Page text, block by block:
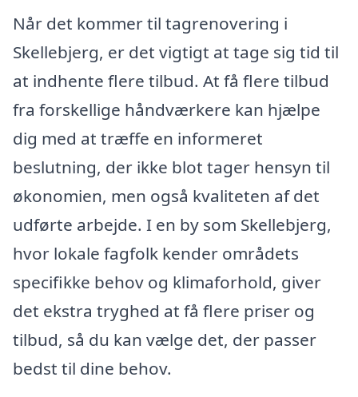
Når det kommer til tagrenovering i
Skellebjerg, er det vigtigt at tage sig tid til
at indhente flere tilbud. At få flere tilbud
fra forskellige håndværkere kan hjælpe
dig med at træffe en informeret
beslutning, der ikke blot tager hensyn til
økonomien, men også kvaliteten af det
udførte arbejde. I en by som Skellebjerg,
hvor lokale fagfolk kender områdets
specifikke behov og klimaforhold, giver
det ekstra tryghed at få flere priser og
tilbud, så du kan vælge det, der passer
bedst til dine behov.